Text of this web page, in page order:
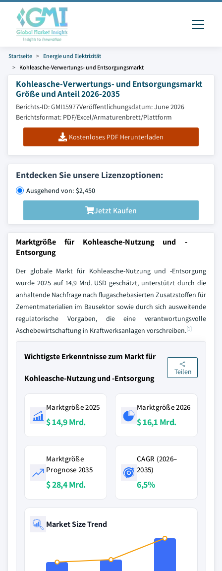
Startseite
Energie und Elektrizität
Kohleasche-Verwertungs- und Entsorgungsmarkt
Kohleasche-Verwertungs- und Entsorgungsmarkt
Größe und Anteil 2026-2035
Berichts-ID: GMI15977Veröffentlichungsdatum: June 2026
Berichtsformat: PDF/Excel/Armaturenbrett/Plattform
Kostenloses PDF Herunterladen
Entdecken Sie unsere Lizenzoptionen:
Ausgehend von: $2,450
Jetzt Kaufen
Marktgröße für Kohleasche-Nutzung und -
Entsorgung
Der globale Markt für Kohleasche-Nutzung und -Entsorgung
wurde 2025 auf 14,9 Mrd. USD geschätzt, unterstützt durch die
anhaltende Nachfrage nach flugaschebasierten Zusatzstoffen für
Zementmaterialien im Bausektor sowie durch sich ausweitende
regulatorische Vorgaben, die eine verantwortungsvolle
Aschebewirtschaftung in Kraftwerksanlagen vorschreiben.[1]
Wichtigste Erkenntnisse zum Markt für
Kohleasche-Nutzung und -Entsorgung
Teilen
Marktgröße 2025
$ 14,9 Mrd.
Marktgröße 2026
$ 16,1 Mrd.
Marktgröße
Prognose 2035
$ 28,4 Mrd.
CAGR (2026–
2035)
6,5%
Market Size Trend